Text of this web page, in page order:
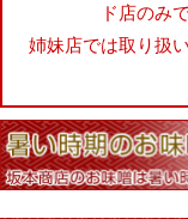
ド店のみ
姉妹店では取り扱